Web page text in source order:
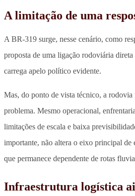
A limitação de uma
A BR-319 surge, nesse cenário, como
proposta de uma ligação rodoviária
carrega apelo político evidente.
Mas, do ponto de vista técnico, a
problema. Mesmo operacional,
limitações de escala e baixa
importante, não altera o eixo principal de
que permanece dependente de rotas
Infraestrutura logística